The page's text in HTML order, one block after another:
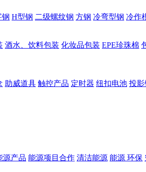
钢 H型钢 二级螺纹钢 方钢 冷弯型钢 冷作
酒水、饮料包装 化妆品包装 EPE珍珠棉
助威道具 触控产品 定时器 纽扣电池 投影
源产品 能源项目合作 清洁能源 能源 环保